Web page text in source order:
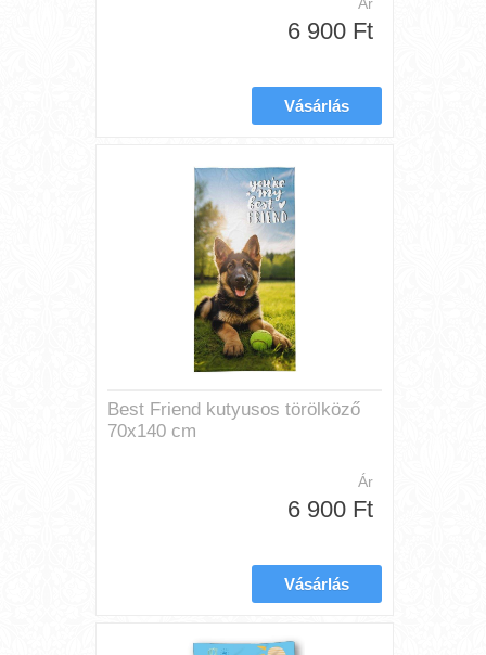
6 900 Ft
Best Friend kutyusos törölköző
70x140 cm
Ár
6 900 Ft